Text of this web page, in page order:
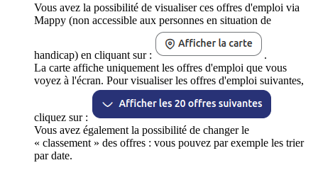
Vous avez la possibilité de visualiser ces offres d'emploi via
Mappy (non accessible aux personnes en situation de
handicap) en cliquant sur :
.
La carte affiche uniquement les offres d'emploi que vous
voyez à l'écran. Pour visualiser les offres d'emploi suivantes,
cliquez sur :
Vous avez également la possibilité de changer le
« classement » des offres : vous pouvez par exemple les trier
par date.